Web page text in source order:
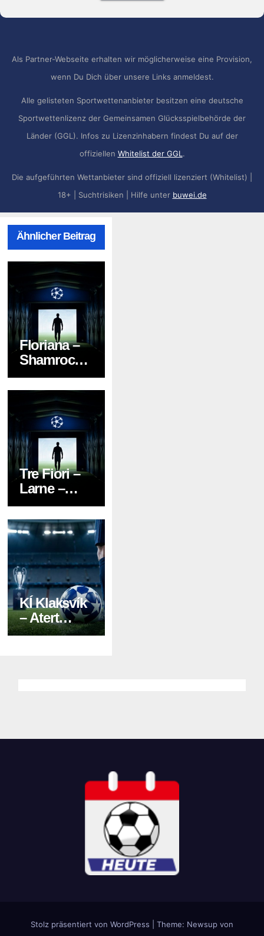
Als Partner-Webseite erhalten wir möglicherweise eine Provision,
wenn Du Dich über unsere Links anmeldest.
Alle gelisteten Sportwettenanbieter besitzen eine deutsche
Sportwettenlizenz der Gemeinsamen Glücksspielbehörde der
Länder (GGL). Infos zu Lizenzinhabern findest Du auf der
offiziellen Whitelist der GGL .
Die aufgeführten Wettanbieter sind offiziell lizenziert (Whitelist) |
18+ | Suchtrisiken | Hilfe unter buwei.de
Ähnlicher Beitrag
Floriana –
Shamrock
Rovers –
Prognose,
News,
Aufstellung
en & Tipp
Tre Fiori –
Larne –
Prognose,
News,
Aufstellung
en & Tipp
KÍ Klaksvík
– Atert
Bissen –
Stolz präsentiert von WordPress
Theme: Newsup von